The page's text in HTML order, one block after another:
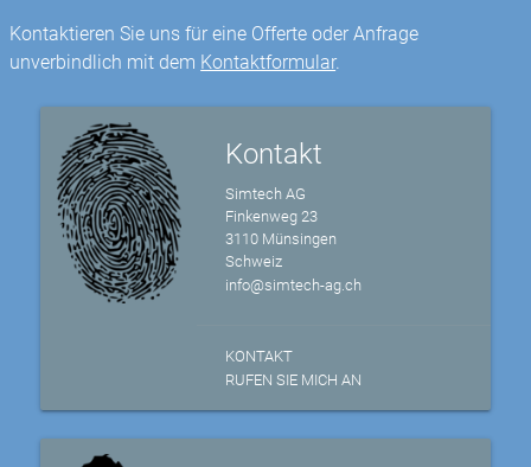
Kontaktieren Sie uns für eine Offerte oder Anfrage
unverbindlich mit dem Kontaktformular.
Kontakt
Simtech AG
Finkenweg 23
3110 Münsingen
Schweiz
info@simtech-ag.ch
KONTAKT
RUFEN SIE MICH AN